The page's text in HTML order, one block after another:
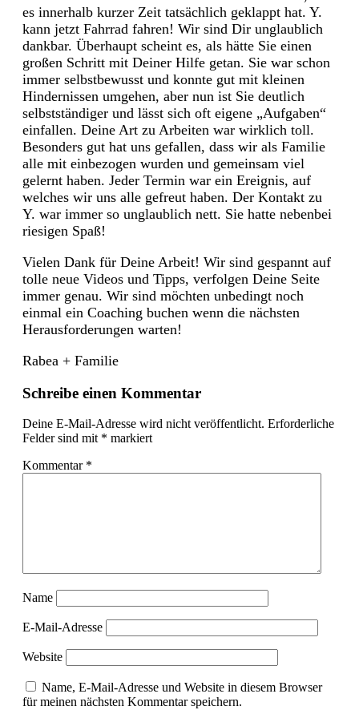
es innerhalb kurzer Zeit tatsächlich geklappt hat. Y.
kann jetzt Fahrrad fahren! Wir sind Dir unglaublich
dankbar. Überhaupt scheint es, als hätte Sie einen
großen Schritt mit Deiner Hilfe getan. Sie war schon
immer selbstbewusst und konnte gut mit kleinen
Hindernissen umgehen, aber nun ist Sie deutlich
selbstständiger und lässt sich oft eigene „Aufgaben“
einfallen. Deine Art zu Arbeiten war wirklich toll.
Besonders gut hat uns gefallen, dass wir als Familie
alle mit einbezogen wurden und gemeinsam viel
gelernt haben. Jeder Termin war ein Ereignis, auf
welches wir uns alle gefreut haben. Der Kontakt zu
Y. war immer so unglaublich nett. Sie hatte nebenbei
riesigen Spaß!
Vielen Dank für Deine Arbeit! Wir sind gespannt auf
tolle neue Videos und Tipps, verfolgen Deine Seite
immer genau. Wir sind möchten unbedingt noch
einmal ein Coaching buchen wenn die nächsten
Herausforderungen warten!
Rabea + Familie
Schreibe einen Kommentar
Deine E-Mail-Adresse wird nicht veröffentlicht. Erforderliche
Felder sind mit * markiert
Kommentar *
Name
E-Mail-Adresse
Website
Name, E-Mail-Adresse und Website in diesem Browser
für meinen nächsten Kommentar speichern.